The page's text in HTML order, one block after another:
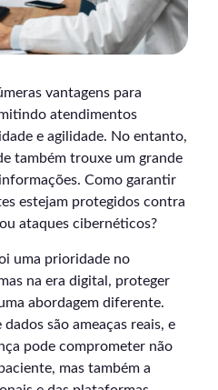
vantagens para
atendimentos
e agilidade. No entanto,
também trouxe um grande
Como garantir
estejam protegidos contra
ataques cibernéticos?
uma prioridade no
na era digital, proteger
abordagem diferente.
são ameaças reais, e
pode comprometer não
mas também a